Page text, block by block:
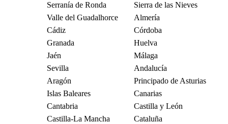
Serranía de Ronda
Sierra de las Nieves
Valle del Guadalhorce
Almería
Cádiz
Córdoba
Granada
Huelva
Jaén
Málaga
Sevilla
Andalucía
Aragón
Principado de Asturias
Islas Baleares
Canarias
Cantabria
Castilla y León
Castilla-La Mancha
Cataluña